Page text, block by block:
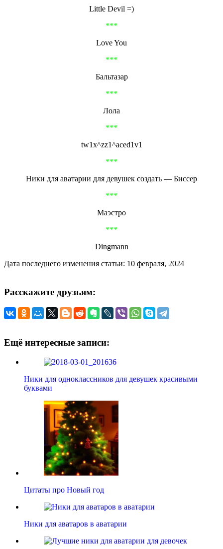
Little Devil =)
***
Love You
***
Бальтазар
***
Лола
***
tw1x^zz1^aced1v1
***
Ники для аватарии для девушек создать — Биссер
***
Маэстро
***
Dingmann
Дата последнего изменения статьи: 10 февраля, 2024
Расскажите друзьям:
Ещё интересные записи:
Ники для одноклассников для девушек красивыми
буквами
Цитаты про Новый год
Ники для аватаров в аватарии